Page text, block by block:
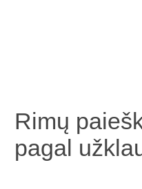
Rimų
pagal